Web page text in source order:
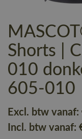
Shorts |
010
605-010
Excl. btw vanaf:
Incl. btw vanaf: